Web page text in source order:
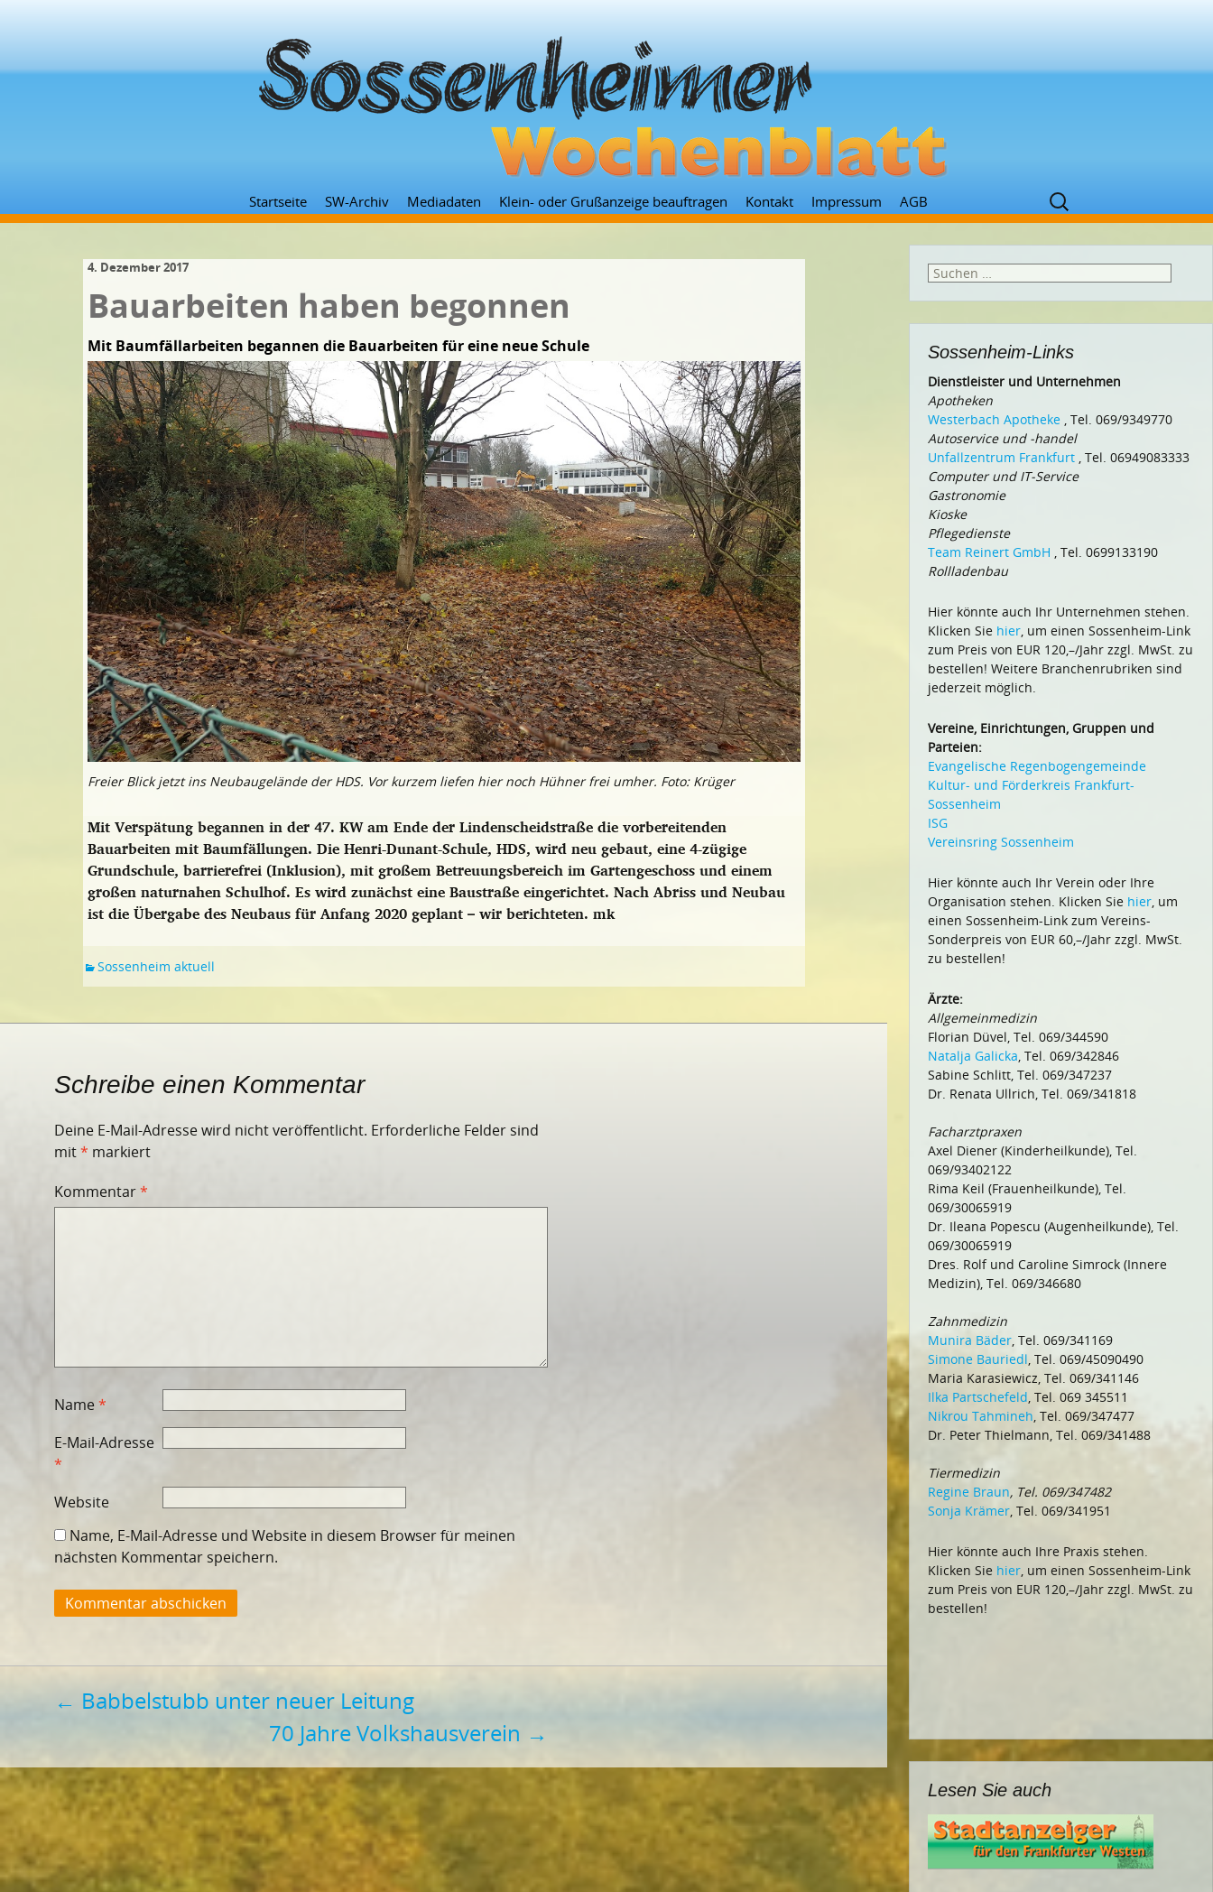
Zum
Inhalt
Startseite SW-Archiv Mediadaten Klein- oder Grußanzeige beauftragen Kontakt Impressum AGB
Suchen
nach:
4. Dezember 2017
Bauarbeiten haben begonnen
Mit Baumfällarbeiten begannen die Bauarbeiten für eine neue Schule
Freier Blick jetzt ins Neubaugelände der HDS. Vor kurzem liefen hier noch Hühner frei umher. Foto: Krüger
Mit Verspätung begannen in der 47. KW am Ende der Lindenscheidstraße die vorbereitenden
Bauarbeiten mit Baumfällungen. Die Henri-Dunant-Schule, HDS, wird neu gebaut, eine 4-zügige
Grundschule, barrierefrei (Inklusion), mit großem Betreuungsbereich im Gartengeschoss und einem
großen naturnahen Schulhof. Es wird zunächst eine Baustraße eingerichtet. Nach Abriss und Neubau
ist die Übergabe des Neubaus für Anfang 2020 geplant – wir berichteten. mk
Sossenheim aktuell
Schreibe einen Kommentar
Deine E-Mail-Adresse wird nicht veröffentlicht. Erforderliche Felder sind
mit* markiert
Kommentar*
Name*
E-Mail-Adresse
*
Website
Name, E-Mail-Adresse und Website in diesem Browser für meinen
nächsten Kommentar speichern.
Beitragsnavigation
← Babbelstubb unter neuer Leitung
70 Jahre Volkshausverein →
Suchen
Sossenheim-Links
Dienstleister und Unternehmen
Apotheken
Westerbach Apotheke , Tel. 069/9349770
Autoservice und -handel
Unfallzentrum Frankfurt , Tel. 06949083333
Computer und IT-Service
Gastronomie
Kioske
Pflegedienste
Team Reinert GmbH , Tel. 0699133190
Rollladenbau
Hier könnte auch Ihr Unternehmen stehen.
Klicken Sie hier, um einen Sossenheim-Link
zum Preis von EUR 120,–/Jahr zzgl. MwSt. zu
bestellen! Weitere Branchenrubriken sind
jederzeit möglich.
Vereine, Einrichtungen, Gruppen und
Parteien:
Evangelische Regenbogengemeinde
Kultur- und Förderkreis Frankfurt-
Sossenheim
ISG
Vereinsring Sossenheim
Hier könnte auch Ihr Verein oder Ihre
Organisation stehen. Klicken Sie hier, um
einen Sossenheim-Link zum Vereins-
Sonderpreis von EUR 60,–/Jahr zzgl. MwSt.
zu bestellen!
Ärzte:
Allgemeinmedizin
Florian Düvel, Tel. 069/344590
Natalja Galicka, Tel. 069/342846
Sabine Schlitt, Tel. 069/347237
Dr. Renata Ullrich, Tel. 069/341818
Facharztpraxen
Axel Diener (Kinderheilkunde), Tel.
069/93402122
Rima Keil (Frauenheilkunde), Tel.
069/30065919
Dr. Ileana Popescu (Augenheilkunde), Tel.
069/30065919
Dres. Rolf und Caroline Simrock (Innere
Medizin), Tel. 069/346680
Zahnmedizin
Munira Bäder, Tel. 069/341169
Simone Bauriedl, Tel. 069/45090490
Maria Karasiewicz, Tel. 069/341146
Ilka Partschefeld, Tel. 069 345511
Nikrou Tahmineh, Tel. 069/347477
Dr. Peter Thielmann, Tel. 069/341488
Tiermedizin
Regine Braun, Tel. 069/347482
Sonja Krämer, Tel. 069/341951
Hier könnte auch Ihre Praxis stehen.
Klicken Sie hier, um einen Sossenheim-Link
zum Preis von EUR 120,–/Jahr zzgl. MwSt. zu
bestellen!
Lesen Sie auch